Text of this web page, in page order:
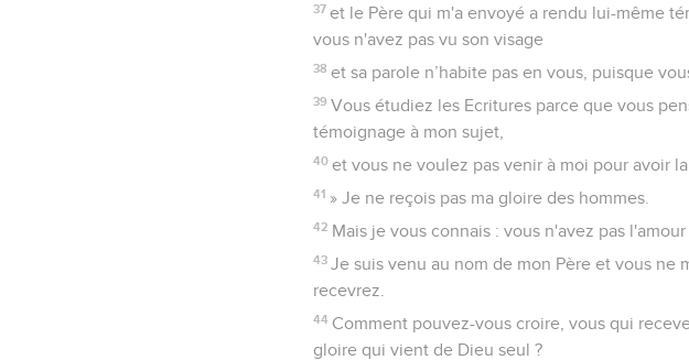
37 et le Père qui m'a envoyé a rendu lui-même
vous n'avez pas vu son visage
38 et sa parole n’habite pas en vous, puisque
39 Vous étudiez les Ecritures parce que vous
témoignage à mon sujet,
40 et vous ne voulez pas venir à moi pour avoir
41 » Je ne reçois pas ma gloire des hommes.
42 Mais je vous connais : vous n'avez pas
43 Je suis venu au nom de mon Père et vous ne
recevrez.
44 Comment pouvez-vous croire, vous qui
gloire qui vient de Dieu seul ?